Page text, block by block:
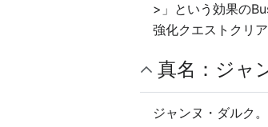
>」という効果の
強化クエストクリ
真名：ジャ
ジャンヌ・ダルク